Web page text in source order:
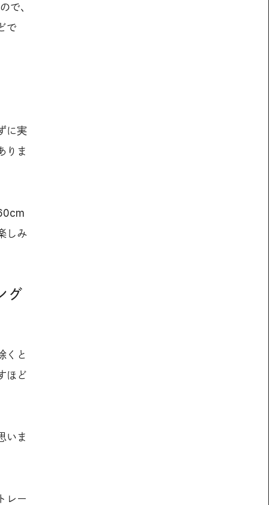
で、
で
に実
りま
しみ
グ
くと
ほど
いま
レー